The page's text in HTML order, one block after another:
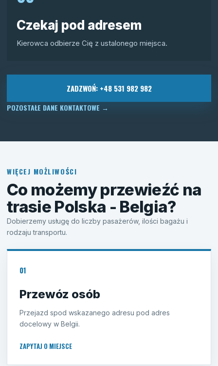
Czekaj pod adresem
Kierowca odbierze Cię z ustalonego miejsca.
ZADZWOŃ: +48 531 982 982
POZOSTAŁE DANE KONTAKTOWE →
WIĘCEJ MOŻLIWOŚCI
Co możemy przewieźć na
trasie Polska - Belgia?
Dobierzemy usługę do liczby pasażerów, ilości bagażu i
rodzaju transportu.
01
Przewóz osób
Przejazd spod wskazanego adresu pod adres
docelowy w Belgii.
ZAPYTAJ O MIEJSCE